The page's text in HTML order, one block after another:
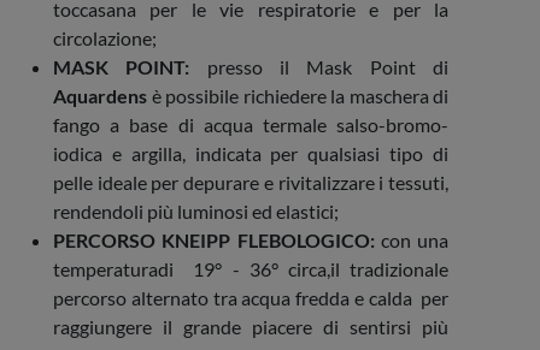
toccasana per le vie respiratorie e per la
circolazione;
MASK POINT: presso il Mask Point di
Aquardens è possibile richiedere la maschera di
fango a base di acqua termale salso-bromo-
iodica e argilla, indicata per qualsiasi tipo di
pelle ideale per depurare e rivitalizzare i tessuti,
rendendoli più luminosi ed elastici;
PERCORSO KNEIPP FLEBOLOGICO: con una
temperaturadi 19° - 36° circa,il tradizionale
percorso alternato tra acqua fredda e calda per
raggiungere il grande piacere di sentirsi più